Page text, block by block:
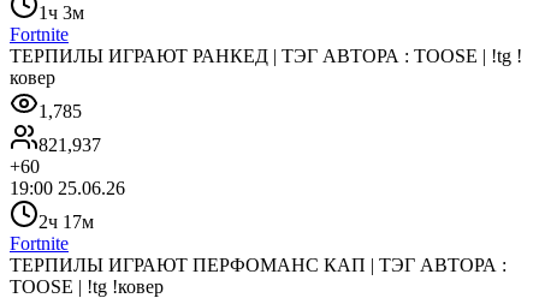
1ч 3м
Fortnite
ТЕРПИЛЫ ИГРАЮТ РАНКЕД | ТЭГ АВТОРА : TOOSE | !tg !
ковер
1,785
821,937
+60
19:00 25.06.26
2ч 17м
Fortnite
ТЕРПИЛЫ ИГРАЮТ ПЕРФОМАНС КАП | ТЭГ АВТОРА :
TOOSE | !tg !ковер